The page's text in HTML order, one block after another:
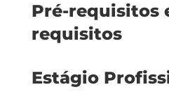
Pré-requisitos
requisitos
Estágio